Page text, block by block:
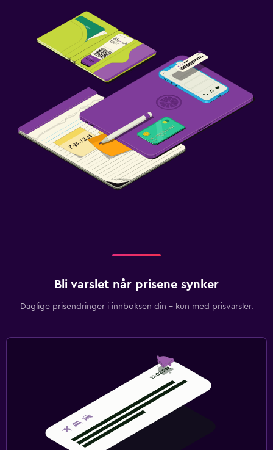
Bli varslet når prisene synker
Daglige prisendringer i innboksen din – kun med prisvarsler.